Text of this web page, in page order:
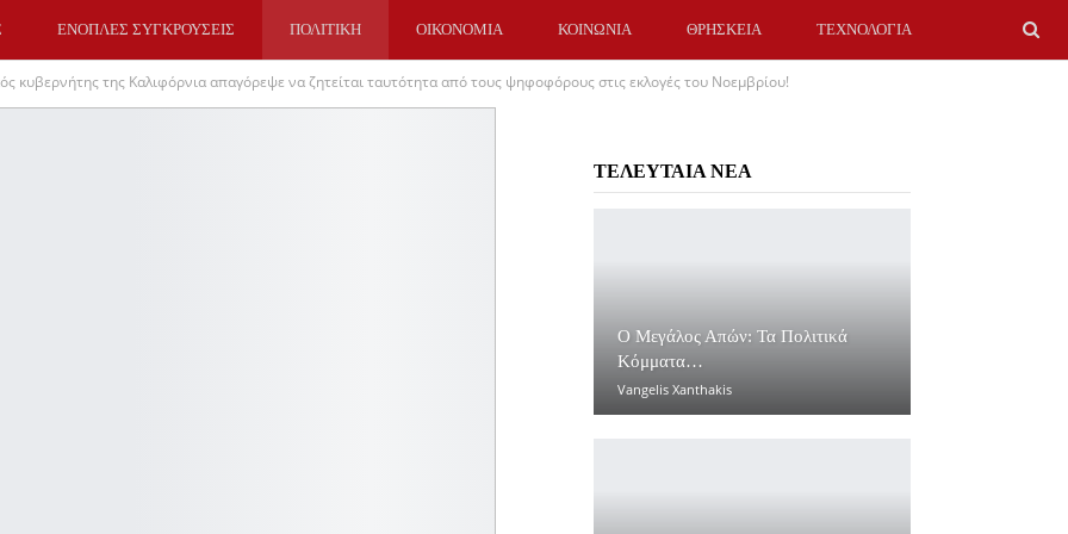
ΕΝΟΠΛΕΣ ΣΥΓΚΡΟΥΣΕΙΣ ΠΟΛΙΤΙΚΗ ΟΙΚΟΝΟΜΙΑ ΚΟΙΝΩΝΙΑ ΘΡΗΣΚΕΙΑ ΤΕΧΝΟΛΟΓΙΑ
κυβερνήτης της Καλιφόρνια απαγόρεψε να ζητείται ταυτότητα από τους ψηφοφόρους στις εκλογές του Νοεμβρίου!
ΤΕΛΕΥΤΑΙΑ ΝΕΑ
Ο Μεγάλος Απών: Τα Πολιτικά
Κόμματα…
Vangelis Xanthakis